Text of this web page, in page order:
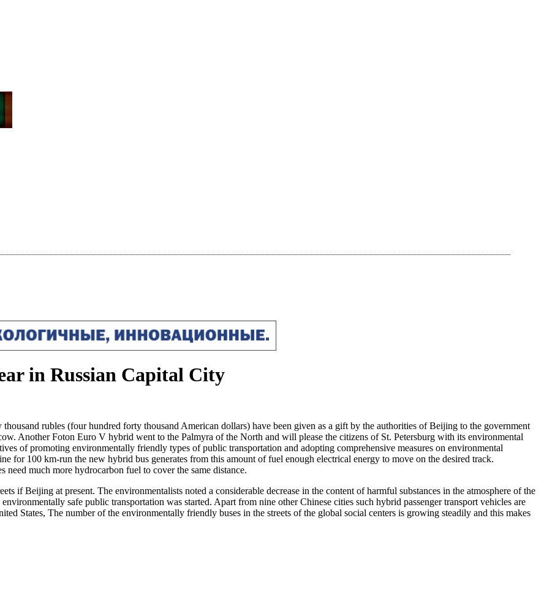
in Russian Capital City
rubles (four hundred forty thousand American dollars) have been given as a gift by the authorities of Beijing to the government
Another Foton Euro V hybrid went to the Palmyra of the North and will please the citizens of St. Petersburg with its environmental
of promoting environmentally friendly types of public transportation and adopting comprehensive measures on environmental
for 100 km-run the new hybrid bus generates from this amount of fuel enough electrical energy to move on the desired track.
need much more hydrocarbon fuel to cover the same distance.
if Beijing at present. The environmentalists noted a considerable decrease in the content of harmful substances in the atmosphere of the
safe public transportation was started. Apart from nine other Chinese cities such hybrid passenger transport vehicles are
States, The number of the environmentally friendly buses in the streets of the global social centers is growing steadily and this makes